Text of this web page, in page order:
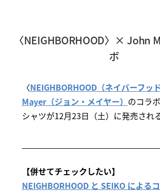
〈NEIGHBORHOOD〉× John
ボ
〈NEIGHBORHOOD（ネイバーフッド
Mayer（ジョン・メイヤー） のコラ
シャツが12月23日（土）に発売される
【併せてチェックしたい】
NEIGHBORHOOD と SEIKO による